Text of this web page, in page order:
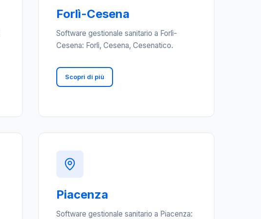
Forlì-Cesena
Software gestionale sanitario a Forlì-
Cesena: Forlì, Cesena, Cesenatico.
Scopri di più
Piacenza
Software gestionale sanitario a Piacenza: